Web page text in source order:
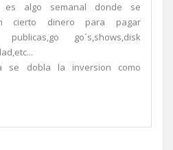
es algo semanal donde se
cierto dinero para pagar
publicas,go go´s,shows,disk
se dobla la inversion como